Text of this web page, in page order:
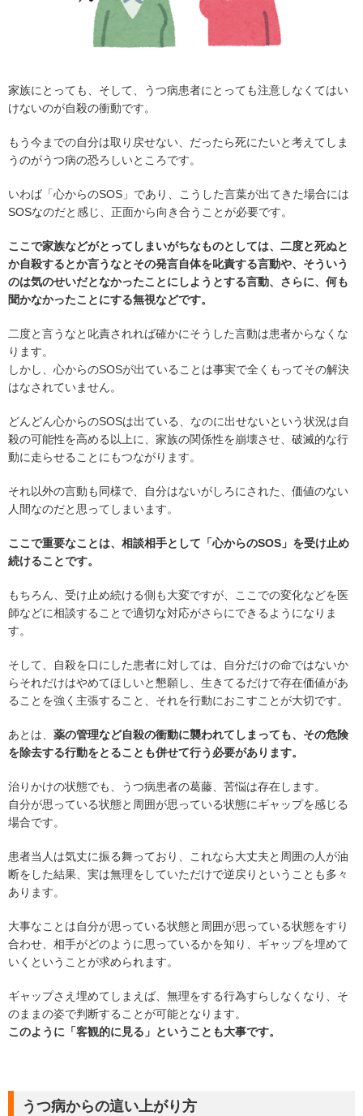
家族にとっても、そして、うつ病患者にとっても注意しなくてはい
けないのが自殺の衝動です。
もう今までの自分は取り戻せない、だったら死にたいと考えてしま
うのがうつ病の恐ろしいところです。
いわば「心からのSOS」であり、こうした言葉が出てきた場合には
SOSなのだと感じ、正面から向き合うことが必要です。
ここで家族などがとってしまいがちなものとしては、二度と死ぬと
か自殺するとか言うなとその発言自体を叱責する言動や、そういう
のは気のせいだとなかったことにしようとする言動、さらに、何も
聞かなかったことにする無視などです。
二度と言うなと叱責されれば確かにそうした言動は患者からなくな
ります。
しかし、心からのSOSが出ていることは事実で全くもってその解決
はなされていません。
どんどん心からのSOSは出ている、なのに出せないという状況は自
殺の可能性を高める以上に、家族の関係性を崩壊させ、破滅的な行
動に走らせることにもつながります。
それ以外の言動も同様で、自分はないがしろにされた、価値のない
人間なのだと思ってしまいます。
ここで重要なことは、相談相手として「心からのSOS」を受け止め
続けることです。
もちろん、受け止め続ける側も大変ですが、ここでの変化などを医
師などに相談することで適切な対応がさらにできるようになりま
す。
そして、自殺を口にした患者に対しては、自分だけの命ではないか
らそれだけはやめてほしいと懇願し、生きてるだけで存在価値があ
ることを強く主張すること、それを行動におこすことが大切です。
あとは、 薬の管理など自殺の衝動に襲われてしまっても、その危険
を除去する行動をとることも併せて行う必要があります。
治りかけの状態でも、うつ病患者の葛藤、苦悩は存在します。
自分が思っている状態と周囲が思っている状態にギャップを感じる
場合です。
患者当人は気丈に振る舞っており、これなら大丈夫と周囲の人が油
断をした結果、実は無理をしていただけで逆戻りということも多々
あります。
大事なことは自分が思っている状態と周囲が思っている状態をすり
合わせ、相手がどのように思っているかを知り、ギャップを埋めて
いくということが求められます。
ギャップさえ埋めてしまえば、無理をする行為すらしなくなり、そ
のままの姿で判断することが可能となります。
このように「客観的に見る」ということも大事です。
うつ病からの這い上がり方